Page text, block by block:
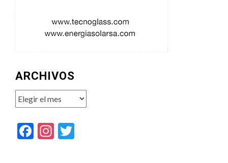
ARCHIVOS
Archivos
Facebook
Instagram